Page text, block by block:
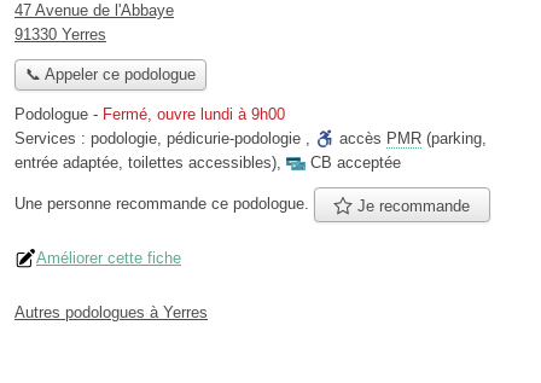
47 Avenue de l'Abbaye
91330 Yerres
📞 Appeler ce podologue
Podologue - Fermé, ouvre lundi à 9h00
Services : podologie, pédicurie-podologie , accès PMR (parking,
entrée adaptée, toilettes accessibles), CB acceptée
Une personne recommande ce podologue. Je recommande
Améliorer cette fiche
Autres podologues à Yerres